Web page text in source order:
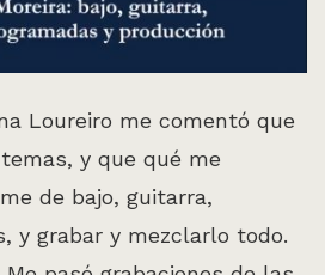
Loureiro me comentó que
y que qué me
de bajo, guitarra,
y grabar y mezclarlo todo.